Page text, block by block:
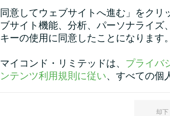
参
同意してウェブサイトへ進む」をク
ブサイト機能、分析、パーソナライズ
キーの使用に同意したことになります。
マイコンド・リミテッドは、 プライバ
ンテンツ利用規則に従い、すべての個
却下